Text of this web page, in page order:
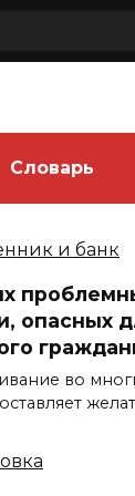
Словарь
опасных
во